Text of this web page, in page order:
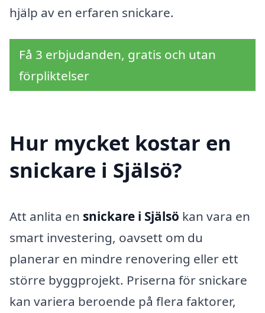
hjälp av en erfaren snickare.
Få 3 erbjudanden, gratis och utan
förpliktelser
Hur mycket kostar en
snickare i Själsö?
Att anlita en snickare i Själsö kan vara en
smart investering, oavsett om du
planerar en mindre renovering eller ett
större byggprojekt. Priserna för snickare
kan variera beroende på flera faktorer,